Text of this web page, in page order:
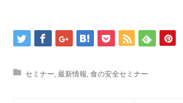
セミナー 最新情報 食の安全セミナー